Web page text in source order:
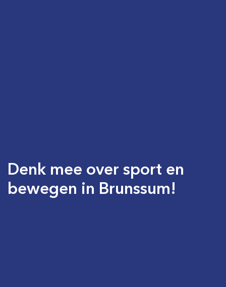
Denk mee over sport en
bewegen in Brunssum!